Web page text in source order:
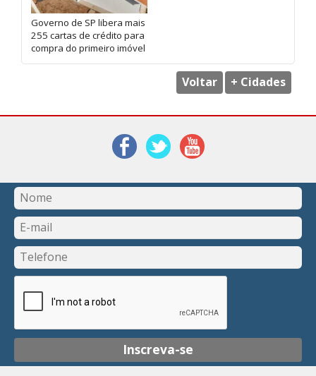
Governo de SP libera mais
255 cartas de crédito para
compra do primeiro imóvel
Voltar + Cidades
Inscreva-se